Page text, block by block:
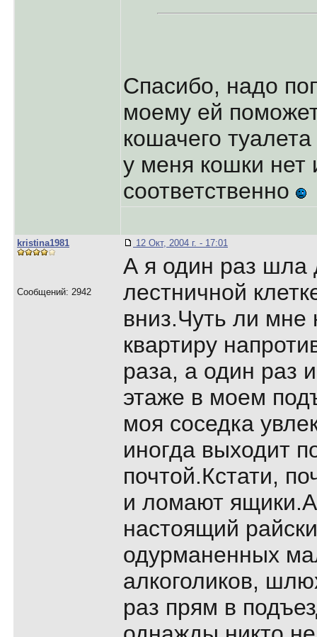
Спасибо, надо
моему ей
кошачего
у меня кошки нет
соответственно
kristina1981
Сообщений: 2942
12 Окт, 2004 г. - 17:01
А я один раз шла
лестничной
вниз.Чуть ли мне
квартиру
раза, а один раз
этаже в моем
моя соседка
иногда выходит
почтой.Кстати,
и ломают
настоящий
одурманенных
алкоголиков,
раз прям в